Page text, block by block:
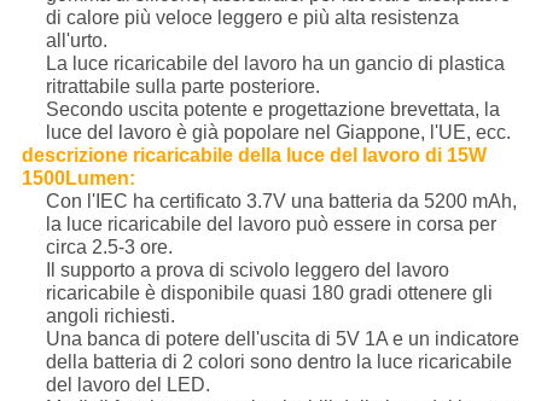
di calore più veloce leggero e più alta resistenza
all'urto.
La luce ricaricabile del lavoro ha un gancio di plastica
ritrattabile sulla parte posteriore.
Secondo uscita potente e progettazione brevettata, la
luce del lavoro è già popolare nel Giappone, l'UE, ecc.
descrizione ricaricabile della luce del lavoro di 15W
1500Lumen:
Con l'IEC ha certificato 3.7V una batteria da 5200 mAh,
la luce ricaricabile del lavoro può essere in corsa per
circa 2.5-3 ore.
Il supporto a prova di scivolo leggero del lavoro
ricaricabile è disponibile quasi 180 gradi ottenere gli
angoli richiesti.
Una banca di potere dell'uscita di 5V 1A e un indicatore
della batteria di 2 colori sono dentro la luce ricaricabile
del lavoro del LED.